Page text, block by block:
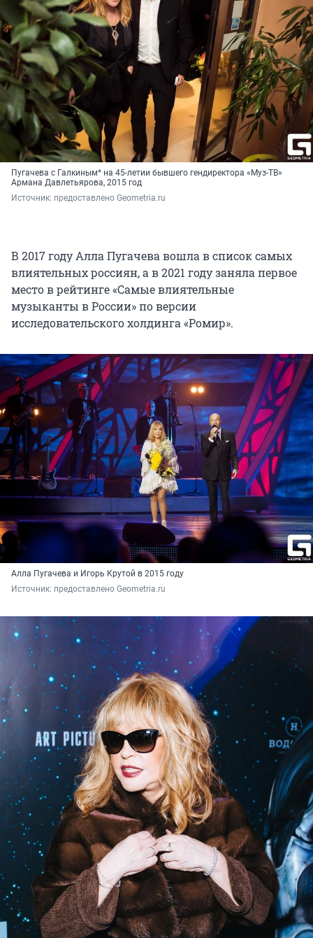
Пугачева с Галкиным* на 45-летии бывшего гендиректора «Муз-ТВ»
Армана Давлетьярова, 2015 год
Источник: предоставлено Geometria.ru
В 2017 году Алла Пугачева вошла в список самых
влиятельных россиян, а в 2021 году заняла первое
место в рейтинге «Самые влиятельные
музыканты в России» по версии
исследовательского холдинга «Ромир».
Алла Пугачева и Игорь Крутой в 2015 году
Источник: предоставлено Geometria.ru